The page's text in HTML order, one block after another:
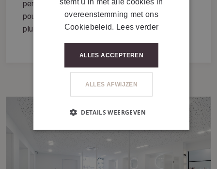
permettant ainsi de faire réellement la différence
pour les personnes souhaitant rayonner encore
plus leur beauté intérieure.
overeenstemming met ons
Cookiebeleid. Lees verder
ALLES ACCEPTEREN
ALLES AFWIJZEN
DETAILS WEERGEVEN